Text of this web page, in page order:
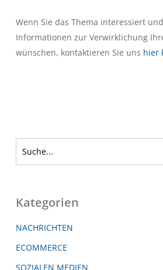
Wenn Sie das Thema interessiert
Informationen zur Verwirklichung
wünschen, kontaktieren Sie uns hier
Kategorien
NACHRICHTEN
ECOMMERCE
SOZIALEN MEDIEN